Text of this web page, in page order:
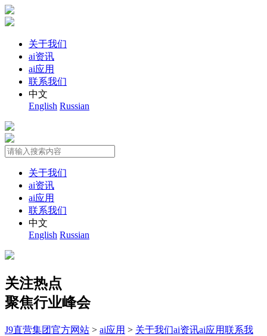
关于我们
ai资讯
ai应用
联系我们
中文
English Russian
关于我们
ai资讯
ai应用
联系我们
中文
English Russian
关注热点
聚焦行业峰会
J9直营集团官方网站 > ai应用 > 关于我们ai资讯ai应用联系我